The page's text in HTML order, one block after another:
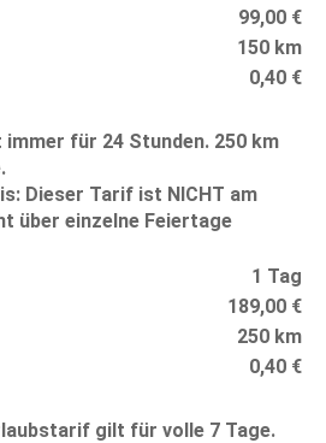
99,00 €
150 km
0,40 €
für 24 Stunden. 250 km
Dieser Tarif ist NICHT am
über einzelne Feiertage
1 Tag
189,00 €
250 km
0,40 €
gilt für volle 7 Tage.